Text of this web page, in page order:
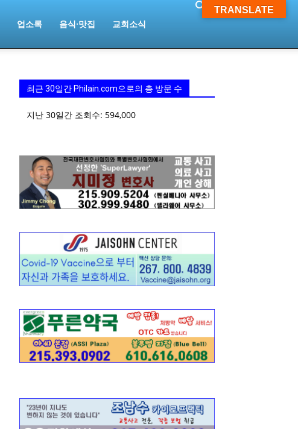
업소록 음식·맛집 교회소식
최근 30일간 Philain.com으로의 총 방문 수
지난 30일간 조회수: 594,000
TRANSLATE